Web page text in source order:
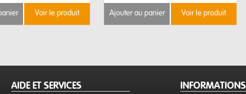
voir le produit ajouter au panier voir le produit
AIDE ET SERVICES